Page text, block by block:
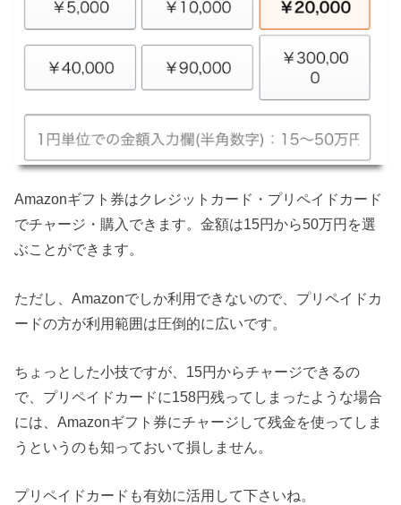
Amazonギフト券はクレジットカード・プリペイドカード
でチャージ・購入できます。金額は15円から50万円を選
ぶことができます。
ただし、Amazonでしか利用できないので、プリペイドカ
ードの方が利用範囲は圧倒的に広いです。
ちょっとした小技ですが、15円からチャージできるの
で、プリペイドカードに158円残ってしまったような場合
には、Amazonギフト券にチャージして残金を使ってしま
うというのも知っておいて損しません。
プリペイドカードも有効に活用して下さいね。